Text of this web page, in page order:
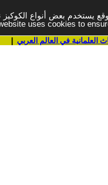
يستخدم بعض أنواع
uses cookies to